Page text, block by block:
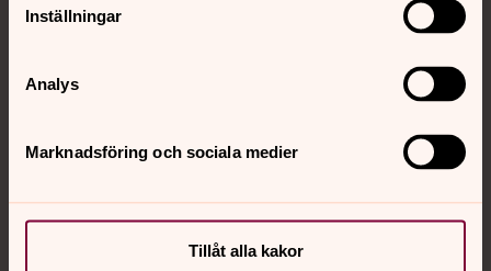
Inställningar
Analys
Marknadsföring och sociala medier
Tillåt alla kakor
Hitta snabbt